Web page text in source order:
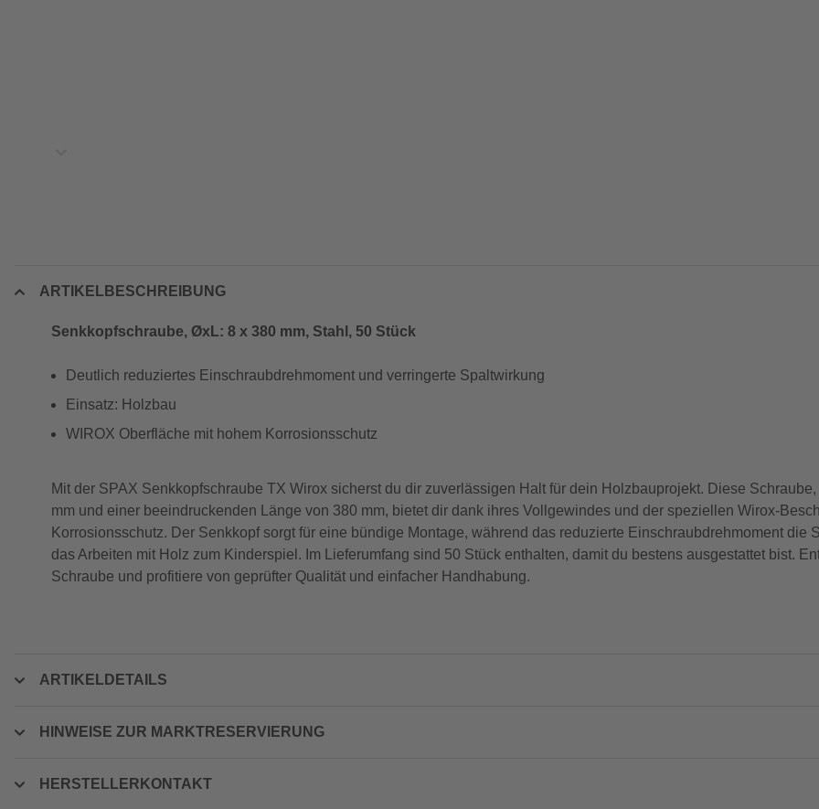
ARTIKELBESCHREIBUNG
Senkkopfschraube, ØxL: 8 x 380 mm, Stahl, 50 Stück
Deutlich reduziertes Einschraubdrehmoment und verringerte Spaltwirkung
Einsatz: Holzbau
WIROX Oberfläche mit hohem Korrosionsschutz
Mit der SPAX Senkkopfschraube TX Wirox sicherst du dir zuverlässigen Halt für dein Holzbauprojekt. Diese
mm und einer beeindruckenden Länge von 380 mm, bietet dir dank ihres Vollgewindes und der speziellen Wirox-
Korrosionsschutz. Der Senkkopf sorgt für eine bündige Montage, während das reduzierte Einschraubdrehmoment die
das Arbeiten mit Holz zum Kinderspiel. Im Lieferumfang sind 50 Stück enthalten, damit du bestens ausgestattet bist.
Schraube und profitiere von geprüfter Qualität und einfacher Handhabung.
ARTIKELDETAILS
HINWEISE ZUR MARKTRESERVIERUNG
HERSTELLERKONTAKT